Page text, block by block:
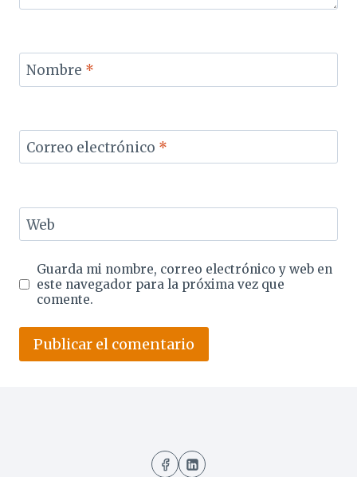
Nombre *
Correo electrónico *
Web
Guarda mi nombre, correo electrónico y web en
este navegador para la próxima vez que
comente.